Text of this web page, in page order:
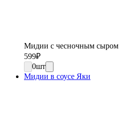
Мидии с чесночным сыром
599₽
0шт
Мидии в соусе Яки